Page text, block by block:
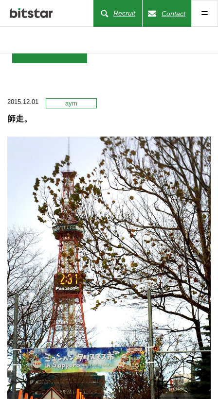
Recruit Contact
COMPANY
BUSINESS
WORKS
ACTION
RECRUIT
STAFF BLOG
CONTACT US
サイトマップ
約款
情報セキュリティ
プライバシーポリシー
2015.12.01 aym
師走。